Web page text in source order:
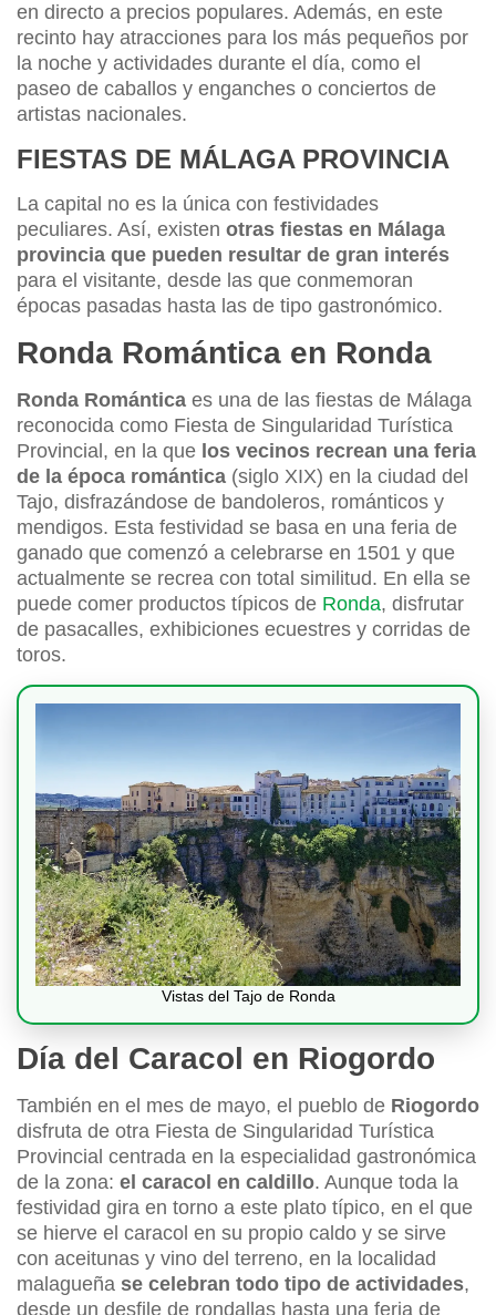
en directo a precios populares. Además, en este
recinto hay atracciones para los más pequeños por
la noche y actividades durante el día, como el
paseo de caballos y enganches o conciertos de
artistas nacionales.
FIESTAS DE MÁLAGA PROVINCIA
La capital no es la única con festividades
peculiares. Así, existen otras fiestas en Málaga
provincia que pueden resultar de gran interés
para el visitante, desde las que conmemoran
épocas pasadas hasta las de tipo gastronómico.
Ronda Romántica en Ronda
Ronda Romántica es una de las fiestas de Málaga
reconocida como Fiesta de Singularidad Turística
Provincial, en la que los vecinos recrean una feria
de la época romántica (siglo XIX) en la ciudad del
Tajo, disfrazándose de bandoleros, románticos y
mendigos. Esta festividad se basa en una feria de
ganado que comenzó a celebrarse en 1501 y que
actualmente se recrea con total similitud. En ella se
puede comer productos típicos de Ronda, disfrutar
de pasacalles, exhibiciones ecuestres y corridas de
toros.
Vistas del Tajo de Ronda
Día del Caracol en Riogordo
También en el mes de mayo, el pueblo de Riogordo
disfruta de otra Fiesta de Singularidad Turística
Provincial centrada en la especialidad gastronómica
de la zona: el caracol en caldillo. Aunque toda la
festividad gira en torno a este plato típico, en el que
se hierve el caracol en su propio caldo y se sirve
con aceitunas y vino del terreno, en la localidad
malagueña se celebran todo tipo de actividades,
desde un desfile de rondallas hasta una feria de